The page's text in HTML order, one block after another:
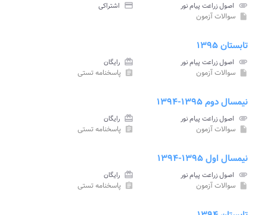
attachment اصول زراعت پیام نور credit_card اشتراکی
insert_drive_file سوالات آزمون
تابستان ۱۳۹۵
attachment اصول زراعت پیام نور card_giftcard رایگان
insert_drive_file سوالات آزمون assignment پاسخنامه تستی
نیمسال دوم ۱۳۹۵-۱۳۹۴
attachment اصول زراعت پیام نور card_giftcard رایگان
insert_drive_file سوالات آزمون assignment پاسخنامه تستی
نیمسال اول ۱۳۹۵-۱۳۹۴
attachment اصول زراعت پیام نور card_giftcard رایگان
insert_drive_file سوالات آزمون assignment پاسخنامه تستی